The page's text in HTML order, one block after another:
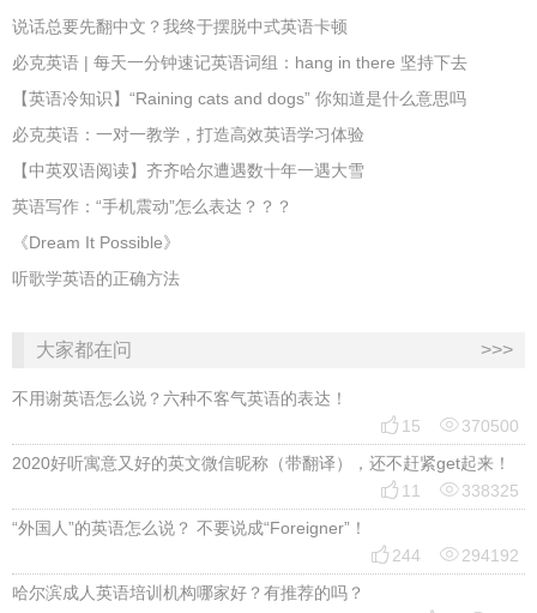
说话总要先翻中文？我终于摆脱中式英语卡顿
必克英语 | 每天一分钟速记英语词组：hang in there 坚持下去
​【英语冷知识】“Raining cats and dogs” 你知道是什么意思吗
必克英语：一对一教学，打造高效英语学习体验
【中英双语阅读】齐齐哈尔遭遇数十年一遇大雪
英语写作：“手机震动”怎么表达？？？
《Dream It Possible》
听歌学英语的正确方法
大家都在问 >>>
不用谢英语怎么说？六种不客气英语的表达！
 15 370500
2020好听寓意又好的英文微信昵称（带翻译），还不赶紧get起来！
 11 338325
“外国人”的英语怎么说？ 不要说成“Foreigner”！
 244 294192
哈尔滨成人英语培训机构哪家好？有推荐的吗？